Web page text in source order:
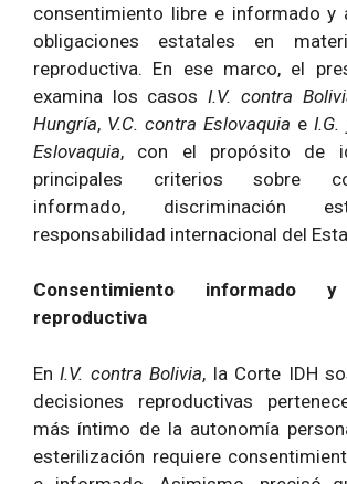
consentimiento libre e informado y
obligaciones estatales en
reproductiva. En ese marco, el
examina los casosI.V. contra
Hungría, V.C. contra Eslovaquia e
Eslovaquia, con el propósito de
principales criterios sobre
informado, discriminación
responsabilidad internacional del
Consentimiento informado y
reproductiva
EnI.V. contra Bolivia, la Corte IDH
decisiones reproductivas
más íntimo de la autonomía
esterilización requiere